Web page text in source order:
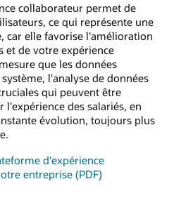
collaborateur permet de
ce qui représente une
car elle favorise l'amélioration
et de votre expérience
que les données
l'analyse de données
qui peuvent être
des salariés, en
évolution, toujours plus
d'expérience
entreprise (PDF)